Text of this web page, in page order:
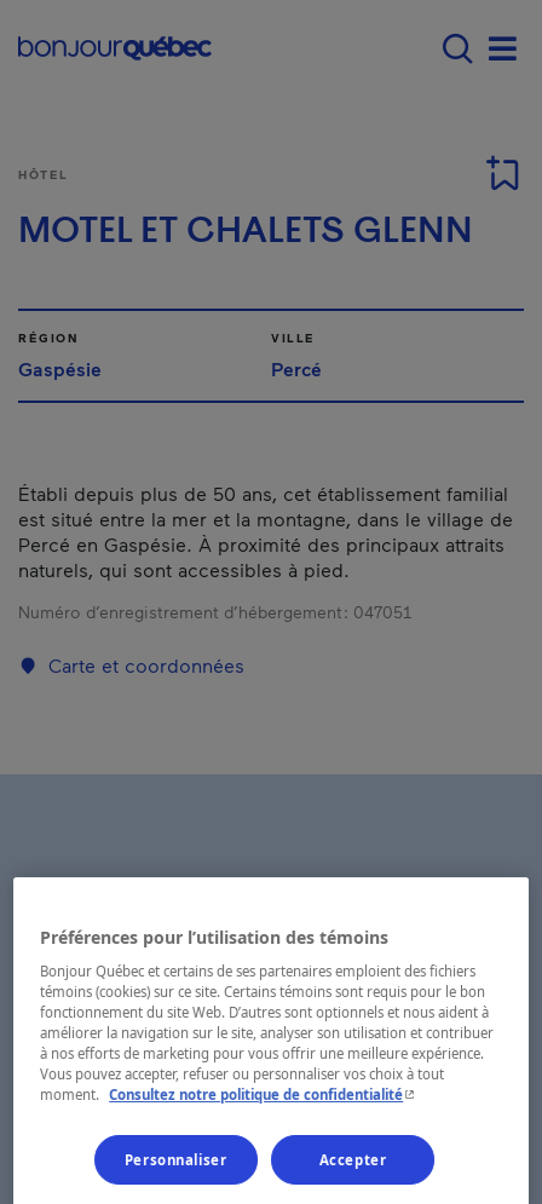
Main navigation -
HÔTEL
MOTEL ET CHALETS GLENN
RÉGION
Gaspésie
VILLE
Percé
Établi depuis plus de 50 ans, cet établissement familial
est situé entre la mer et la montagne, dans le village de
Percé en Gaspésie. À proximité des principaux attraits
naturels, qui sont accessibles à pied.
Numéro d’enregistrement d’hébergement : 047051
Carte et coordonnées
Préférences pour l’utilisation des témoins
Bonjour Québec et certains de ses partenaires emploient des fichiers
témoins (cookies) sur ce site. Certains témoins sont requis pour le bon
fonctionnement du site Web. D’autres sont optionnels et nous aident à
améliorer la navigation sur le site, analyser son utilisation et contribuer
à nos efforts de marketing pour vous offrir une meilleure expérience.
Vous pouvez accepter, refuser ou personnaliser vos choix à tout
moment.
Consultez notre politique de confidentialité- Cet hyperlien
Personnaliser Accepter